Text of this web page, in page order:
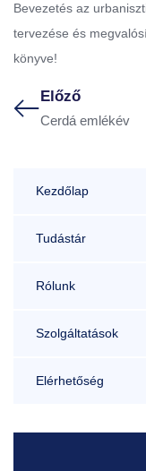
Bevezetés az
tervezése és
könyve!
Előző
Cerdá emlékév
Kezdőlap
Tudástár
Rólunk
Szolgáltatások
Elérhetőség